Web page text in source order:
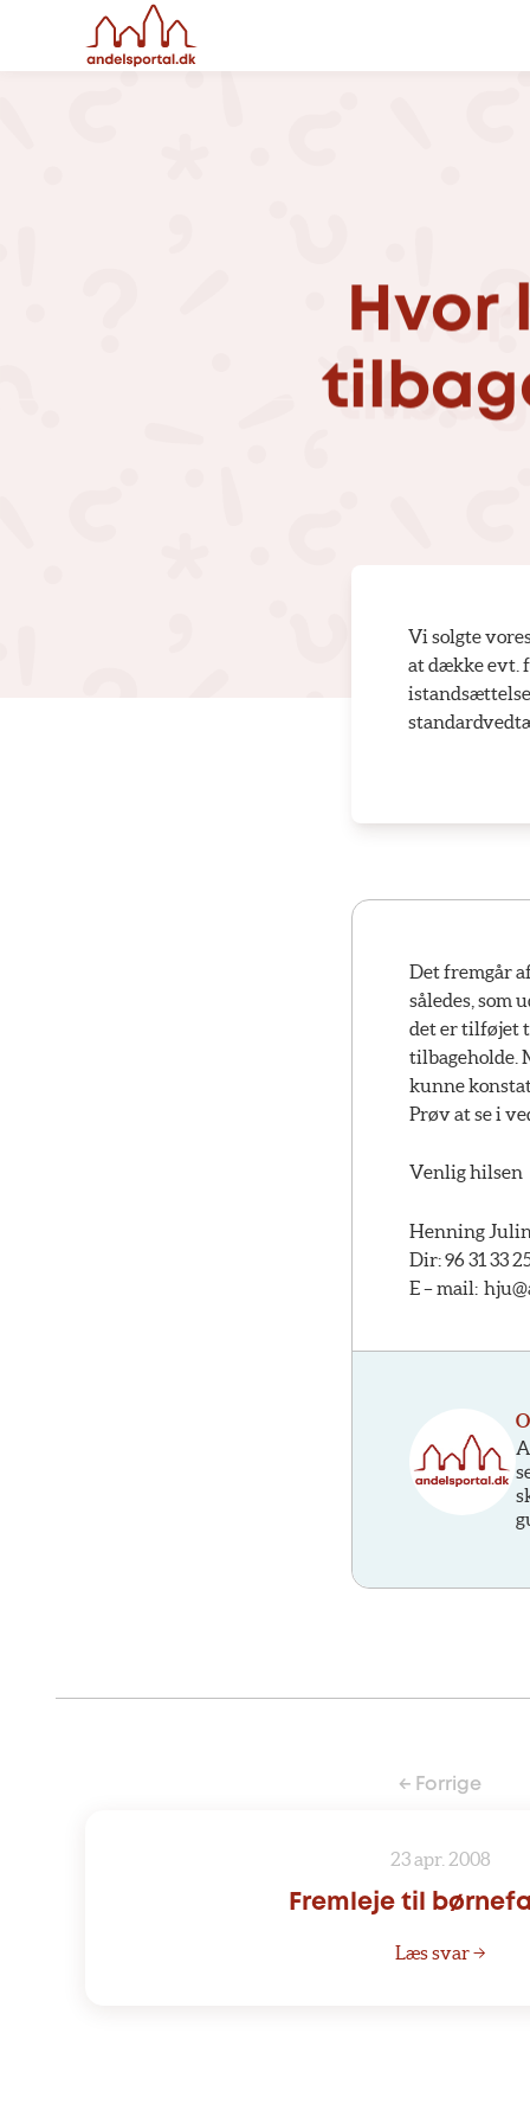
Hvor
Vi solgte
at dække evt.
istandsættelse
Det fremgår
således, som
det er tilføjet
tilbageholde.
kunne
Prøv at se i
Venlig hilsen
Henning
Dir: 96 31 33
E – mail:
← Forrige
23 apr. 2008
Fremleje til
Læs svar →